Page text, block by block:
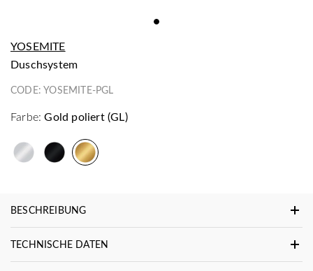
YOSEMITE
Duschsystem
CODE:YOSEMITE-PGL
Farbe: Gold poliert (GL)
BESCHREIBUNG
TECHNISCHE DATEN